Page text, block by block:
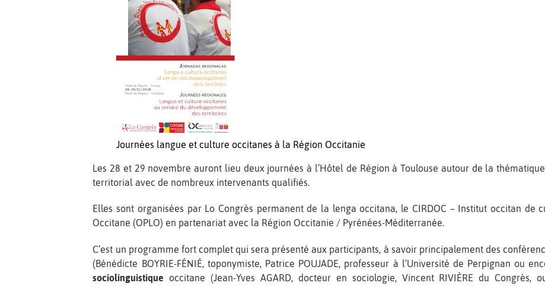
Journées langue et culture occitanes à la Région Occitanie
Les 28 et 29 novembre auront lieu deux journées à l’Hôtel de Région à Toulouse autour de la
territorial avec de nombreux intervenants qualifiés.
Elles sont organisées par Lo Congrès permanent de la lenga occitana, le CIRDOC – Institut occitan de
Occitane (OPLO) en partenariat avec la Région Occitanie / Pyrénées-Méditerranée.
C’est un programme fort complet qui sera présenté aux participants, à savoir principalement des
(Bénédicte BOYRIE-FÉNIÉ, toponymiste, Patrice POUJADE, professeur à l’Université de Perpignan ou
sociolinguistique occitane (Jean-Yves AGARD, docteur en sociologie, Vincent RIVIÈRE du Congrès,